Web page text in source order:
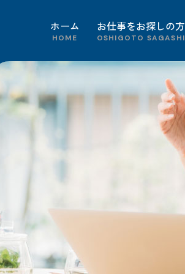
ホーム
HOME
お仕事をお探しの方
OSHIGOTO SAGASHI